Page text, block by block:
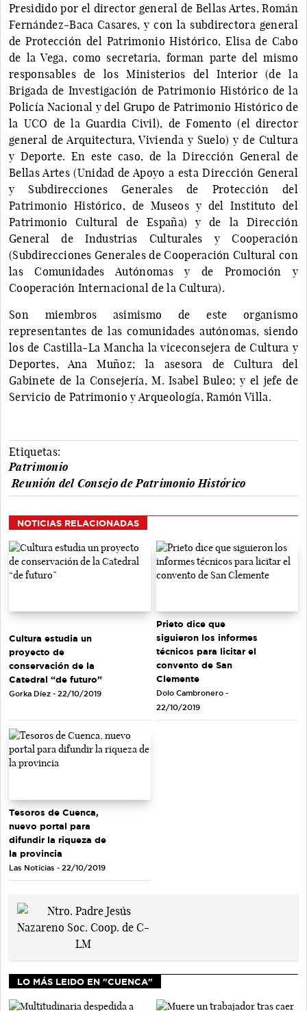
Presidido por el director general de Bellas Artes, Román
Fernández-Baca Casares, y con la subdirectora general
de Protección del Patrimonio Histórico, Elisa de Cabo
de la Vega, como secretaria, forman parte del mismo
responsables de los Ministerios del Interior (de la
Brigada de Investigación de Patrimonio Histórico de la
Policía Nacional y del Grupo de Patrimonio Histórico de
la UCO de la Guardia Civil), de Fomento (el director
general de Arquitectura, Vivienda y Suelo) y de Cultura
y Deporte. En este caso, de la Dirección General de
Bellas Artes (Unidad de Apoyo a esta Dirección General
y Subdirecciones Generales de Protección del
Patrimonio Histórico, de Museos y del Instituto del
Patrimonio Cultural de España) y de la Dirección
General de Industrias Culturales y Cooperación
(Subdirecciones Generales de Cooperación Cultural con
las Comunidades Autónomas y de Promoción y
Cooperación Internacional de la Cultura).
Son miembros asimismo de este organismo
representantes de las comunidades autónomas, siendo
los de Castilla-La Mancha la viceconsejera de Cultura y
Deportes, Ana Muñoz; la asesora de Cultura del
Gabinete de la Consejería, M. Isabel Buleo; y el jefe de
Servicio de Patrimonio y Arqueología, Ramón Villa.
Etiquetas:
Patrimonio
Reunión del Consejo de Patrimonio Histórico
NOTICIAS RELACIONADAS
Cultura estudia un
proyecto de
conservación de la
Catedral “de futuro”
Gorka Díez - 22/10/2019
Prieto dice que
siguieron los informes
técnicos para licitar el
convento de San
Clemente
Dolo Cambronero -
22/10/2019
Tesoros de Cuenca,
nuevo portal para
difundir la riqueza de
la provincia
Las Noticias - 22/10/2019
LO MÁS LEIDO EN "CUENCA"